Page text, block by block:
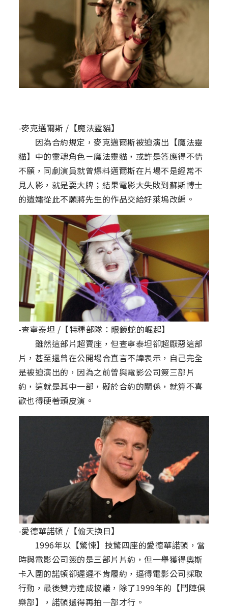
-麥克邁爾斯 /【魔法靈貓】
因為合約規定，麥克邁爾斯被迫演出【魔法靈
貓】中的靈魂角色－魔法靈貓，或許是答應得不情
不願，同劇演員就曾爆料邁爾斯在片場不是經常不
見人影，就是耍大牌；結果電影大失敗到蘇斯博士
的遺孀從此不願將先生的作品交給好萊塢改編。
-查寧泰坦 /【特種部隊：眼鏡蛇的崛起】
雖然這部片超賣座，但查寧泰坦卻超厭惡這部
片，甚至還曾在公開場合直言不諱表示，自己完全
是被迫演出的，因為之前曾與電影公司簽三部片
約，這就是其中一部，礙於合約的關係，就算不喜
歡也得硬著頭皮演。
-愛德華諾頓 /【偷天換日】
1996年以【驚悚】技驚四座的愛德華諾頓，當
時與電影公司簽的是三部片片約，但一舉獲得奧斯
卡入圍的諾頓卻遲遲不肯履約，逼得電影公司採取
行動，最後雙方達成協議，除了1999年的【鬥陣俱
樂部】，諾頓還得再拍一部才行。